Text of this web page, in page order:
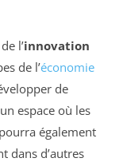
l’innovation
de l’économie
de
espace où les
également
dans d’autres